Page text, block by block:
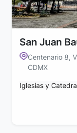
San Juan
Centenario 8,
CDMX
Iglesias y